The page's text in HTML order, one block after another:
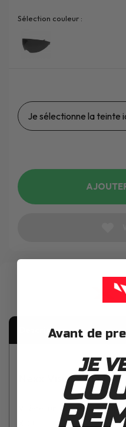
Sélection couleur :
Je sélectionne la teinte
Description
Nexx Visiere XD.1
Visiere uniquement
Avant de
JE